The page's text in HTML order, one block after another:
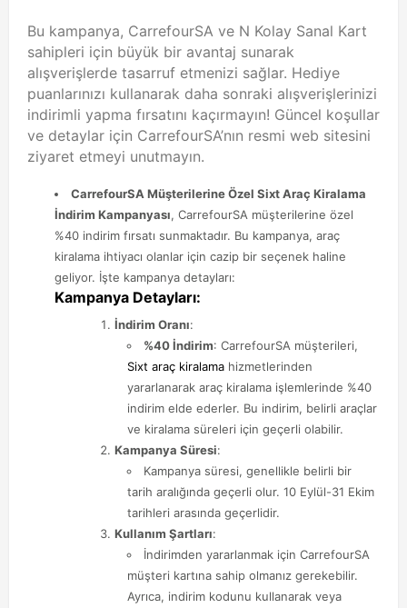
Bu kampanya, CarrefourSA ve N Kolay Sanal Kart
sahipleri için büyük bir avantaj sunarak
alışverişlerde tasarruf etmenizi sağlar. Hediye
puanlarınızı kullanarak daha sonraki alışverişlerinizi
indirimli yapma fırsatını kaçırmayın! Güncel koşullar
ve detaylar için CarrefourSA’nın resmi web sitesini
ziyaret etmeyi unutmayın.
CarrefourSA Müşterilerine Özel Sixt Araç Kiralama
İndirim Kampanyası, CarrefourSA müşterilerine özel
%40 indirim fırsatı sunmaktadır. Bu kampanya, araç
kiralama ihtiyacı olanlar için cazip bir seçenek haline
geliyor. İşte kampanya detayları:
Kampanya Detayları:
İndirim Oranı:
%40 İndirim: CarrefourSA müşterileri,
Sixt araç kiralama hizmetlerinden
yararlanarak araç kiralama işlemlerinde %40
indirim elde ederler. Bu indirim, belirli araçlar
ve kiralama süreleri için geçerli olabilir.
Kampanya Süresi:
Kampanya süresi, genellikle belirli bir
tarih aralığında geçerli olur. 10 Eylül-31 Ekim
tarihleri arasında geçerlidir.
Kullanım Şartları:
İndirimden yararlanmak için CarrefourSA
müşteri kartına sahip olmanız gerekebilir.
Ayrıca, indirim kodunu kullanarak veya